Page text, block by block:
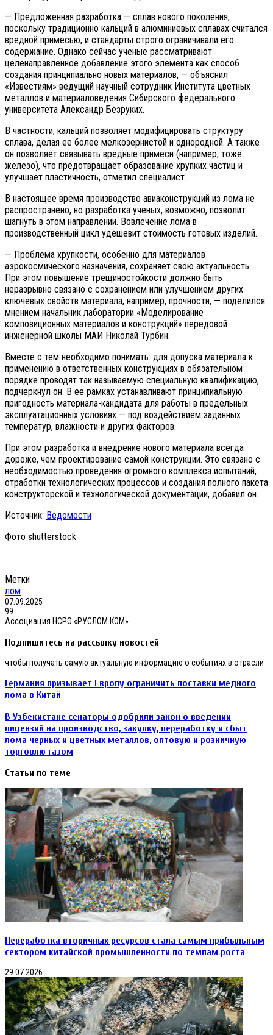
— Предложенная разработка — сплав нового поколения,
поскольку традиционно кальций в алюминиевых сплавах считался
вредной примесью, и стандарты строго ограничивали его
содержание. Однако сейчас ученые рассматривают
целенаправленное добавление этого элемента как способ
создания принципиально новых материалов, — объяснил
«Известиям» ведущий научный сотрудник Института цветных
металлов и материаловедения Сибирского федерального
университета Александр Безруких.
В частности, кальций позволяет модифицировать структуру
сплава, делая ее более мелкозернистой и однородной. А также
он позволяет связывать вредные примеси (например, тоже
железо), что предотвращает образование хрупких частиц и
улучшает пластичность, отметил специалист.
В настоящее время производство авиаконструкций из лома не
распространено, но разработка ученых, возможно, позволит
шагнуть в этом направлении. Вовлечение лома в
производственный цикл удешевит стоимость готовых изделий.
— Проблема хрупкости, особенно для материалов
аэрокосмического назначения, сохраняет свою актуальность.
При этом повышение трещиностойкости должно быть
неразрывно связано с сохранением или улучшением других
ключевых свойств материала, например, прочности, — поделился
мнением начальник лаборатории «Моделирование
композиционных материалов и конструкций» передовой
инженерной школы МАИ Николай Турбин.
Вместе с тем необходимо понимать: для допуска материала к
применению в ответственных конструкциях в обязательном
порядке проводят так называемую специальную квалификацию,
подчеркнул он. В ее рамках устанавливают принципиальную
пригодность материала-кандидата для работы в предельных
эксплуатационных условиях — под воздействием заданных
температур, влажности и других факторов.
При этом разработка и внедрение нового материала всегда
дороже, чем проектирование самой конструкции. Это связано с
необходимостью проведения огромного комплекса испытаний,
отработки технологических процессов и создания полного пакета
конструкторской и технологической документации, добавил он.
Источник: Ведомости
Фото shutterstock
Метки
лом
07.09.2025
99
Ассоциация НСРО «РУСЛОМ.КОМ»
Подпишитесь на рассылку новостей
чтобы получать самую актуальную информацию о событиях в отрасли
Германия
призывает
Европу
ограничить
поставки
медного
лома
в
Китай
Германия призывает Европу ограничить поставки медного
лома в Китай
В
Узбекистане
сенаторы
одобрили
закон
лицензий
закупку,
переработку
и сбыт
лома
черных
и цветных
металлов,
оптовую
и розничную
торговлю
газом
В Узбекистане сенаторы одобрили закон о введении
лицензий на производство, закупку, переработку и сбыт
лома черных и цветных металлов, оптовую и розничную
торговлю газом
Статьи по теме
Переработка вторичных ресурсов стала самым прибыльным
сектором китайской промышленности по темпам роста
29.07.2026